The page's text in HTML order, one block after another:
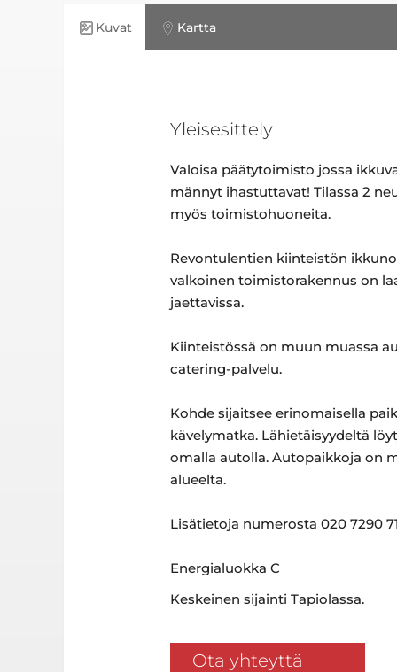
Kuvat Kartta
Yleisesittely
Valoisa päätytoimisto jossa
männyt ihastuttavat! Tilassa 2
myös toimistohuoneita.
Revontulentien kiinteistön
valkoinen toimistorakennus on
jaettavissa.
Kiinteistössä on muun muassa
catering-palvelu.
Kohde sijaitsee erinomaisella
kävelymatka. Lähietäisyydeltä
omalla autolla. Autopaikkoja on
alueelta.
Lisätietoja numerosta 020 7290
Energialuokka C
Keskeinen sijainti Tapiolassa.
Ota yhteyttä